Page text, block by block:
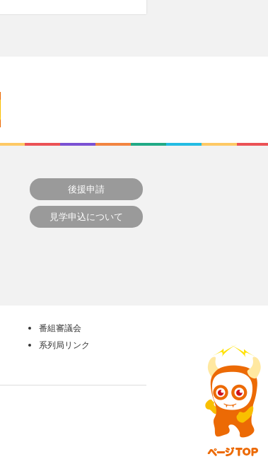
後援申請
見学申込について
番組審議会
系列局リンク